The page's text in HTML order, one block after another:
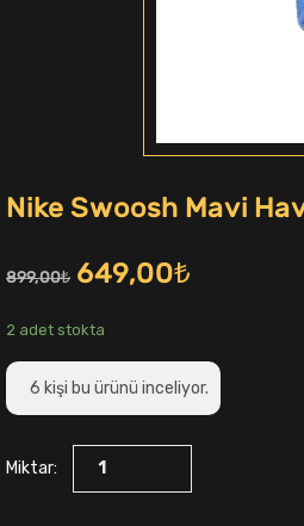
Nike Swoosh Mavi
899,00₺ Orijinal
fiyat:
899,00₺.
649,00₺
fiyat:
2 adet stokta
6 kişi bu ürünü inceliyor.
Miktar: